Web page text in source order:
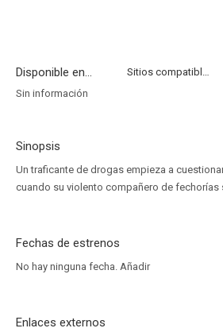
Disponible en...
Sitios compatibles
Sin información
Sinopsis
Un traficante de drogas empieza a
cuando su violento compañero de fechorías
Fechas de estrenos
No hay ninguna fecha. Añadir
Enlaces externos